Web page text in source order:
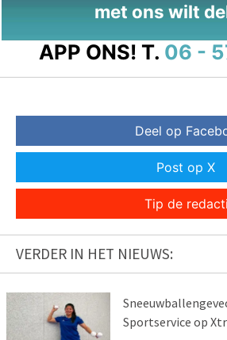
met ons wilt
APP ONS! T. 06 -
Deel op
Post op X
Tip de
VERDER IN HET NIEUWS:
Sportservice op